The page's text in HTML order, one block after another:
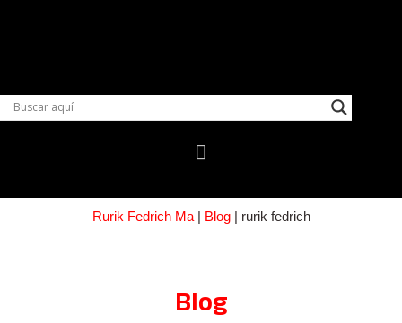
Rurik Fedrich Ma| Blog| rurik fedrich
Blog